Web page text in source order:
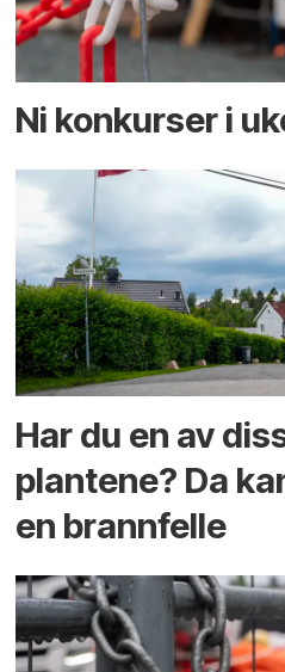
Ni konkurser i
Har du en av
plantene? Da
en brannfelle